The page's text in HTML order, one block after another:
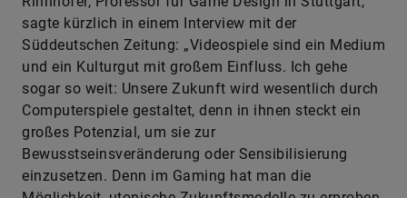
Computerspiele gestaltet, denn in ihnen steckt ein
großes Potenzial, um sie zur
Bewusstseinsveränderung oder Sensibilisierung
einzusetzen. Denn im Gaming hat man die
Möglichkeit, utopische Zukunftsmodelle zu erproben,
ohne gleich die Konsequenzen davon spüren zu
müssen.“ In diesem Sinne: Mögen die Spiele
beginnen.